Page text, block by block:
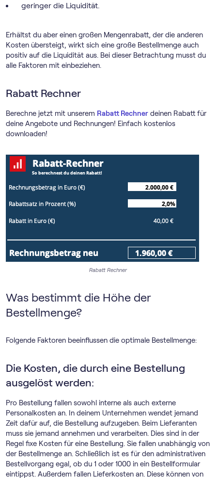
geringer die Liquidität.
Erhältst du aber einen großen Mengenrabatt, der die anderen
Kosten übersteigt, wirkt sich eine große Bestellmenge auch
positiv auf die Liquidität aus. Bei dieser Betrachtung musst du
alle Faktoren mit einbeziehen.
Rabatt Rechner
Berechne jetzt mit unserem Rabatt Rechner deinen Rabatt für
deine Angebote und Rechnungen! Einfach kostenlos
downloaden!
Rabatt Rechner
Was bestimmt die Höhe der
Bestellmenge?
Folgende Faktoren beeinflussen die optimale Bestellmenge:
Die Kosten, die durch eine Bestellung
ausgelöst werden:
Pro Bestellung fallen sowohl interne als auch externe
Personalkosten an. In deinem Unternehmen wendet jemand
Zeit dafür auf, die Bestellung aufzugeben. Beim Lieferanten
muss sie jemand annehmen und verarbeiten. Dies sind in der
Regel fixe Kosten für eine Bestellung. Sie fallen unabhängig von
der Bestellmenge an. Schließlich ist es für den administrativen
Bestellvorgang egal, ob du 1 oder 1000 in ein Bestellformular
eintippst. Außerdem fallen Lieferkosten an. Diese können von